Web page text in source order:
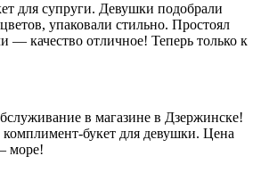
для супруги. Девушки подобрали
упаковали стильно. Простоял
— качество отличное! Теперь только к
в магазине в Дзержинске!
букет для девушки. Цена
море!